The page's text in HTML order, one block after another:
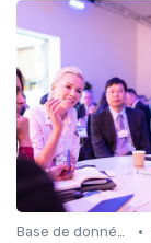
Base de données •